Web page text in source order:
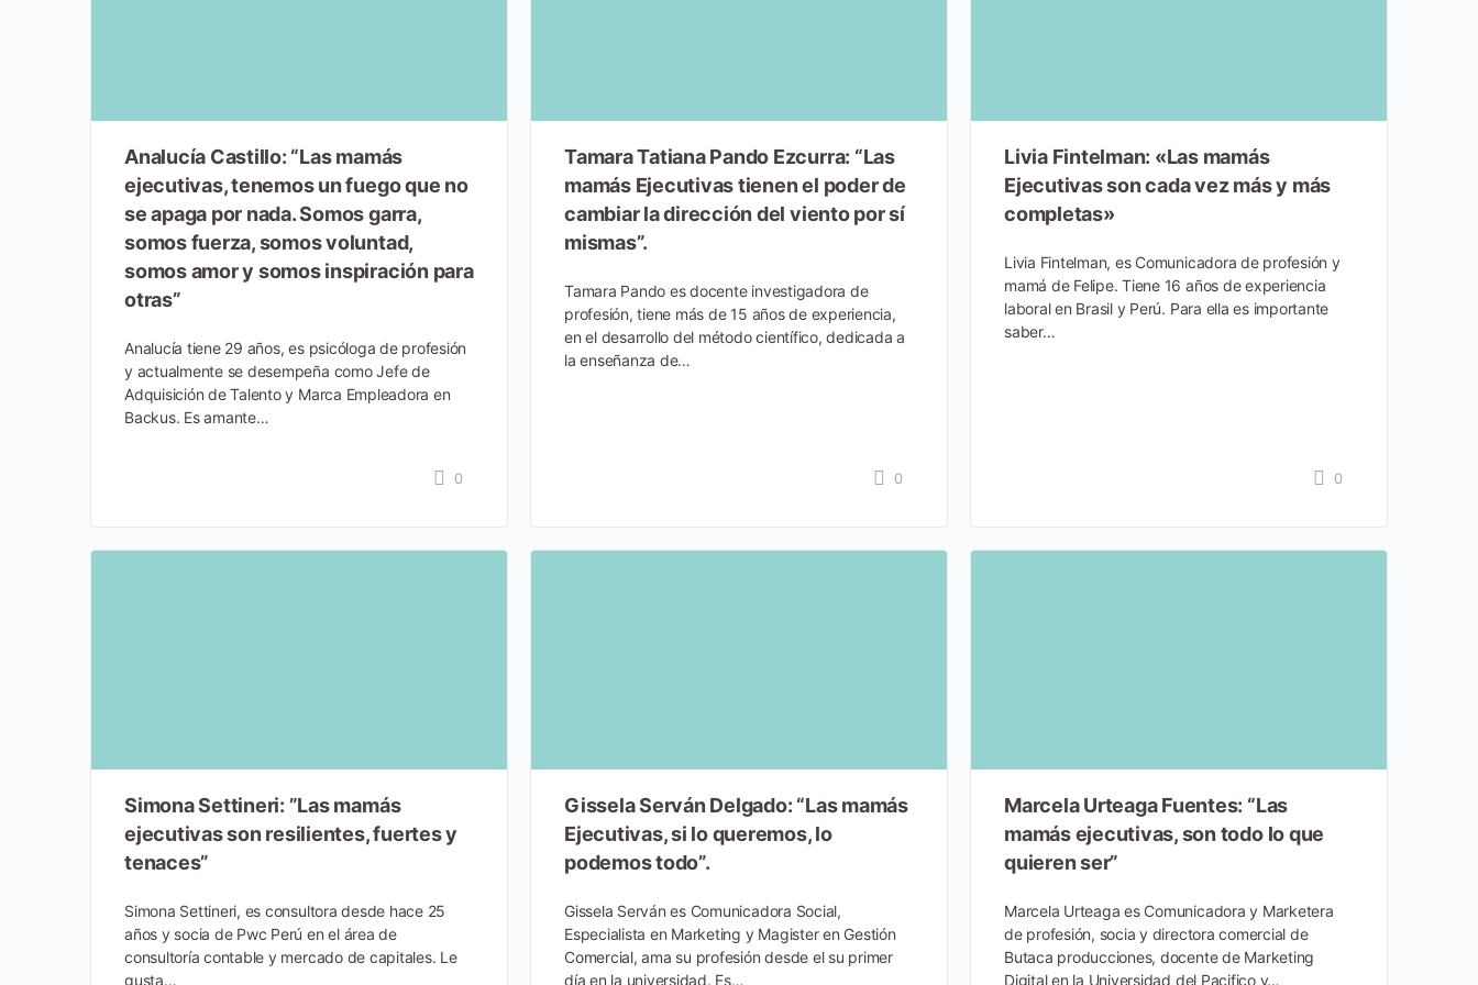
Analucía Castillo: “Las mamás
ejecutivas, tenemos un fuego que no
se apaga por nada. Somos garra,
somos fuerza, somos voluntad,
somos amor y somos inspiración para
otras”
Analucía tiene 29 años, es psicóloga de profesión
y actualmente se desempeña como Jefe de
Adquisición de Talento y Marca Empleadora en
Backus. Es amante…
0
Tamara Tatiana Pando Ezcurra: “Las
mamás Ejecutivas tienen el poder de
cambiar la dirección del viento por sí
mismas”.
Tamara Pando es docente investigadora de
profesión, tiene más de 15 años de experiencia,
en el desarrollo del método científico, dedicada a
la enseñanza de…
0
Livia Fintelman: «Las mamás
Ejecutivas son cada vez más y más
completas»
Livia Fintelman, es Comunicadora de profesión y
mamá de Felipe. Tiene 16 años de experiencia
laboral en Brasil y Perú. Para ella es importante
saber…
0
Simona Settineri: ”Las mamás
ejecutivas son resilientes, fuertes y
tenaces”
Simona Settineri, es consultora desde hace 25
años y socia de Pwc Perú en el área de
consultoría contable y mercado de capitales. Le
gusta…
Gissela Serván Delgado: “Las mamás
Ejecutivas, si lo queremos, lo
podemos todo”.
Gissela Serván es Comunicadora Social,
Especialista en Marketing y Magister en Gestión
Comercial, ama su profesión desde el su primer
día en la universidad. Es…
Marcela Urteaga Fuentes: “Las
mamás ejecutivas, son todo lo que
quieren ser”
Marcela Urteaga es Comunicadora y Marketera
de profesión, socia y directora comercial de
Butaca producciones, docente de Marketing
Digital en la Universidad del Pacifico y…